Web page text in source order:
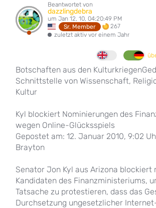
Beantwortet von
dazzlingdebra
um Jan 12, 10, 04:20:49 PM
Sr. Member
267
zuletzt aktiv vor einem Jahr
Botschaften aus den
Schnittstelle von Wissenschaft,
Kultur
Kyl blockiert Nominierungen des
wegen Online-Glücksspiels
Gepostet am: 12. Januar 2010, 9:02
Brayton
Senator Jon Kyl aus Arizona blockiert
Kandidaten des Finanzministeriums,
Tatsache zu protestieren, dass das
Durchsetzung ungesetzlicher